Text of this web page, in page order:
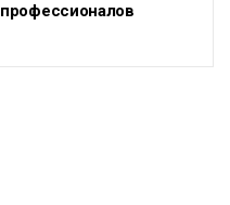
профессионалов